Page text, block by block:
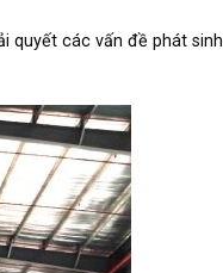
quyết các vấn đề phát sinh